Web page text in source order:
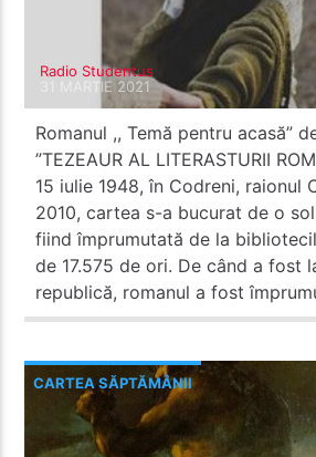
Radio Studentus
31 MARTIE 2021
Romanul ,, Temă pentru acasă”
”TEZEAUR AL LITERASTURII
15 iulie 1948, în Codreni, raionul
2010, cartea s-a bucurat de o
fiind împrumutată de la
de 17.575 de ori. De când a fost
republică, romanul a fost
CARTEA SĂPTĂMÂNII